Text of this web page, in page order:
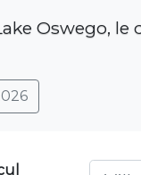
Oswego, le